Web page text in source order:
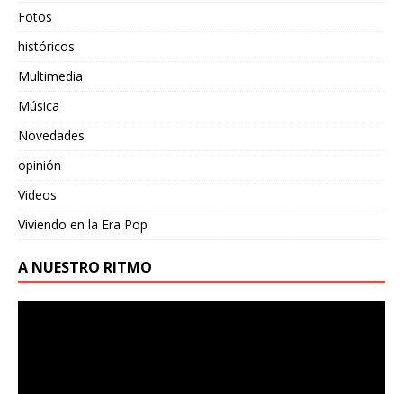
Fotos
históricos
Multimedia
Música
Novedades
opinión
Videos
Viviendo en la Era Pop
A NUESTRO RITMO